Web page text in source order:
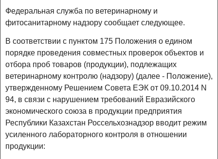
Федеральная служба по ветеринарному и
фитосанитарному надзору сообщает следующее.
В соответствии с пунктом 175 Положения о едином
порядке проведения совместных проверок объектов и
отбора проб товаров (продукции), подлежащих
ветеринарному контролю (надзору) (далее - Положение),
утвержденному Решением Совета ЕЭК от 09.10.2014 N
94, в связи с нарушением требований Евразийского
экономического союза в продукции предприятия
Республики Казахстан Россельхознадзор вводит режим
усиленного лабораторного контроля в отношении
продукции: